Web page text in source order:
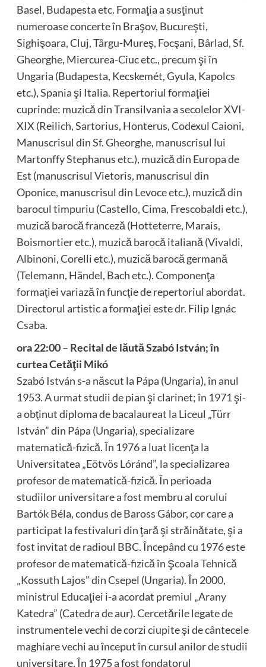
Basel, Budapesta etc. Formaţia a susţinut
numeroase concerte în Braşov, Bucureşti,
Sighişoara, Cluj, Târgu-Mureş, Focşani, Bârlad, Sf.
Gheorghe, Miercurea-Ciuc etc., precum şi în
Ungaria (Budapesta, Kecskemét, Gyula, Kapolcs
etc.), Spania şi Italia. Repertoriul formaţiei
cuprinde: muzică din Transilvania a secolelor XVI-
XIX (Reilich, Sartorius, Honterus, Codexul Caioni,
Manuscrisul din Sf. Gheorghe, manuscrisul lui
Martonffy Stephanus etc.), muzică din Europa de
Est (manuscrisul Vietoris, manuscrisul din
Oponice, manuscrisul din Levoce etc.), muzică din
barocul timpuriu (Castello, Cima, Frescobaldi etc.),
muzică barocă franceză (Hotteterre, Marais,
Boismortier etc.), muzică barocă italiană (Vivaldi,
Albinoni, Corelli etc.), muzică barocă germană
(Telemann, Händel, Bach etc.). Componenţa
formaţiei variază în funcţie de repertoriul abordat.
Directorul artistic a formaţiei este dr. Filip Ignác
Csaba.
ora 22:00 – Recital de lăută Szabó István; în
curtea Cetăţii Mikó
Szabó István s-a născut la Pápa (Ungaria), în anul
1953. A urmat studii de pian şi clarinet; în 1971 şi-
a obţinut diploma de bacalaureat la Liceul „Türr
István” din Pápa (Ungaria), specializare
matematică-fizică. În 1976 a luat licenţa la
Universitatea „Eötvös Lóránd”, la specializarea
profesor de matematică-fizică. În perioada
studiilor universitare a fost membru al corului
Bartók Béla, condus de Baross Gábor, cor care a
participat la festivaluri din ţară şi străinătate, şi a
fost invitat de radioul BBC. Începând cu 1976 este
profesor de matematică-fizică în Şcoala Tehnică
„Kossuth Lajos” din Csepel (Ungaria). În 2000,
ministrul Educaţiei i-a acordat premiul „Arany
Katedra” (Catedra de aur). Cercetările legate de
instrumentele vechi de corzi ciupite şi de cântecele
maghiare vechi au început în cursul anilor de studii
universitare. În 1975 a fost fondatorul